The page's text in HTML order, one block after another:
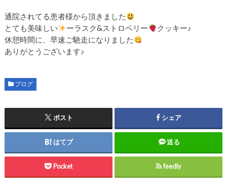
通院されてる患者様から頂きました
とても美味しい
ーラスク&ストロベリー
クッキー♪
休憩時間に、早速ご馳走になりました
ありがとうございます♪
ブログ
ポスト シェア
はてブ 送る
Pocket feedly